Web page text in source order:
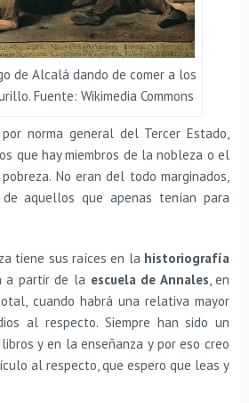
de Alcalá dando de comer a los
Fuente: Wikimedia Commons
norma general del Tercer Estado,
que hay miembros de la nobleza o el
No eran del todo marginados,
aquellos que apenas tenían para
tiene sus raíces en la historiografía
a partir de la escuela de Annales, en
cuando habrá una relativa mayor
al respecto. Siempre han sido un
y en la enseñanza y por eso creo
al respecto, que espero que leas y